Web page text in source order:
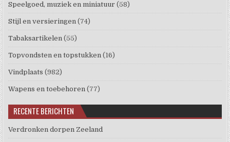
Speelgoed, muziek en miniatuur (58)
Stijl en versieringen (74)
Tabaksartikelen (55)
Topvondsten en topstukken (16)
Vindplaats (982)
Wapens en toebehoren (77)
RECENTE BERICHTEN
Verdronken dorpen Zeeland